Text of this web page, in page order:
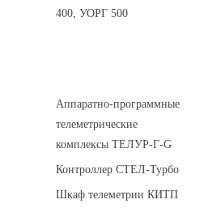
400, УОРГ 500
Аппаратно-программные
телеметрические
комплексы ТЕЛУР-Г-G
Контроллер СТЕЛ-Турбо
Шкаф телеметрии КИТП